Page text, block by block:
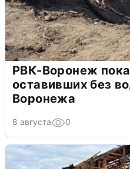
РВК-Воронеж
оставивших без
Воронежа
8 августа 0